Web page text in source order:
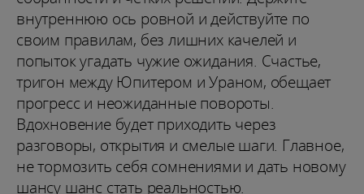
внутреннюю ось ровной и действуйте по
своим правилам, без лишних качелей и
попыток угадать чужие ожидания. Счастье,
тригон между Юпитером и Ураном, обещает
прогресс и неожиданные повороты.
Вдохновение будет приходить через
разговоры, открытия и смелые шаги. Главное,
не тормозить себя сомнениями и дать новому
шансу шанс стать реальностью.